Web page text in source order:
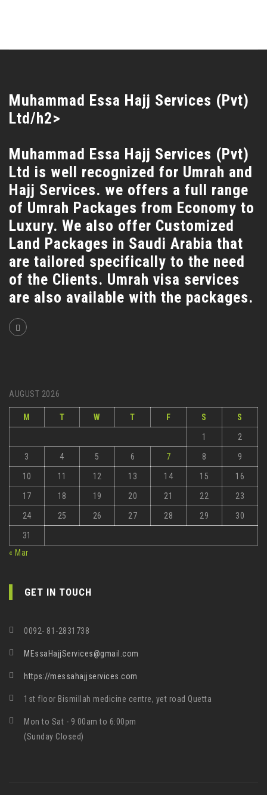
Muhammad Essa Hajj Services (Pvt)
Ltd/h2>
Muhammad Essa Hajj Services (Pvt)
Ltd is well recognized for Umrah and
Hajj Services. we offers a full range
of Umrah Packages from Economy to
Luxury. We also offer Customized
Land Packages in Saudi Arabia that
are tailored specifically to the need
of the Clients. Umrah visa services
are also available with the packages.
AUGUST 2026
M T W T F S S
1 2
3 4 5 6 7 8 9
10 11 12 13 14 15 16
17 18 19 20 21 22 23
24 25 26 27 28 29 30
31
« Mar
GET IN TOUCH
0092- 81-2831738
MEssaHajjServices@gmail.com
https://messahajjservices.com
1st floor Bismillah medicine centre, yet road Quetta
Mon to Sat - 9:00am to 6:00pm
(Sunday Closed)